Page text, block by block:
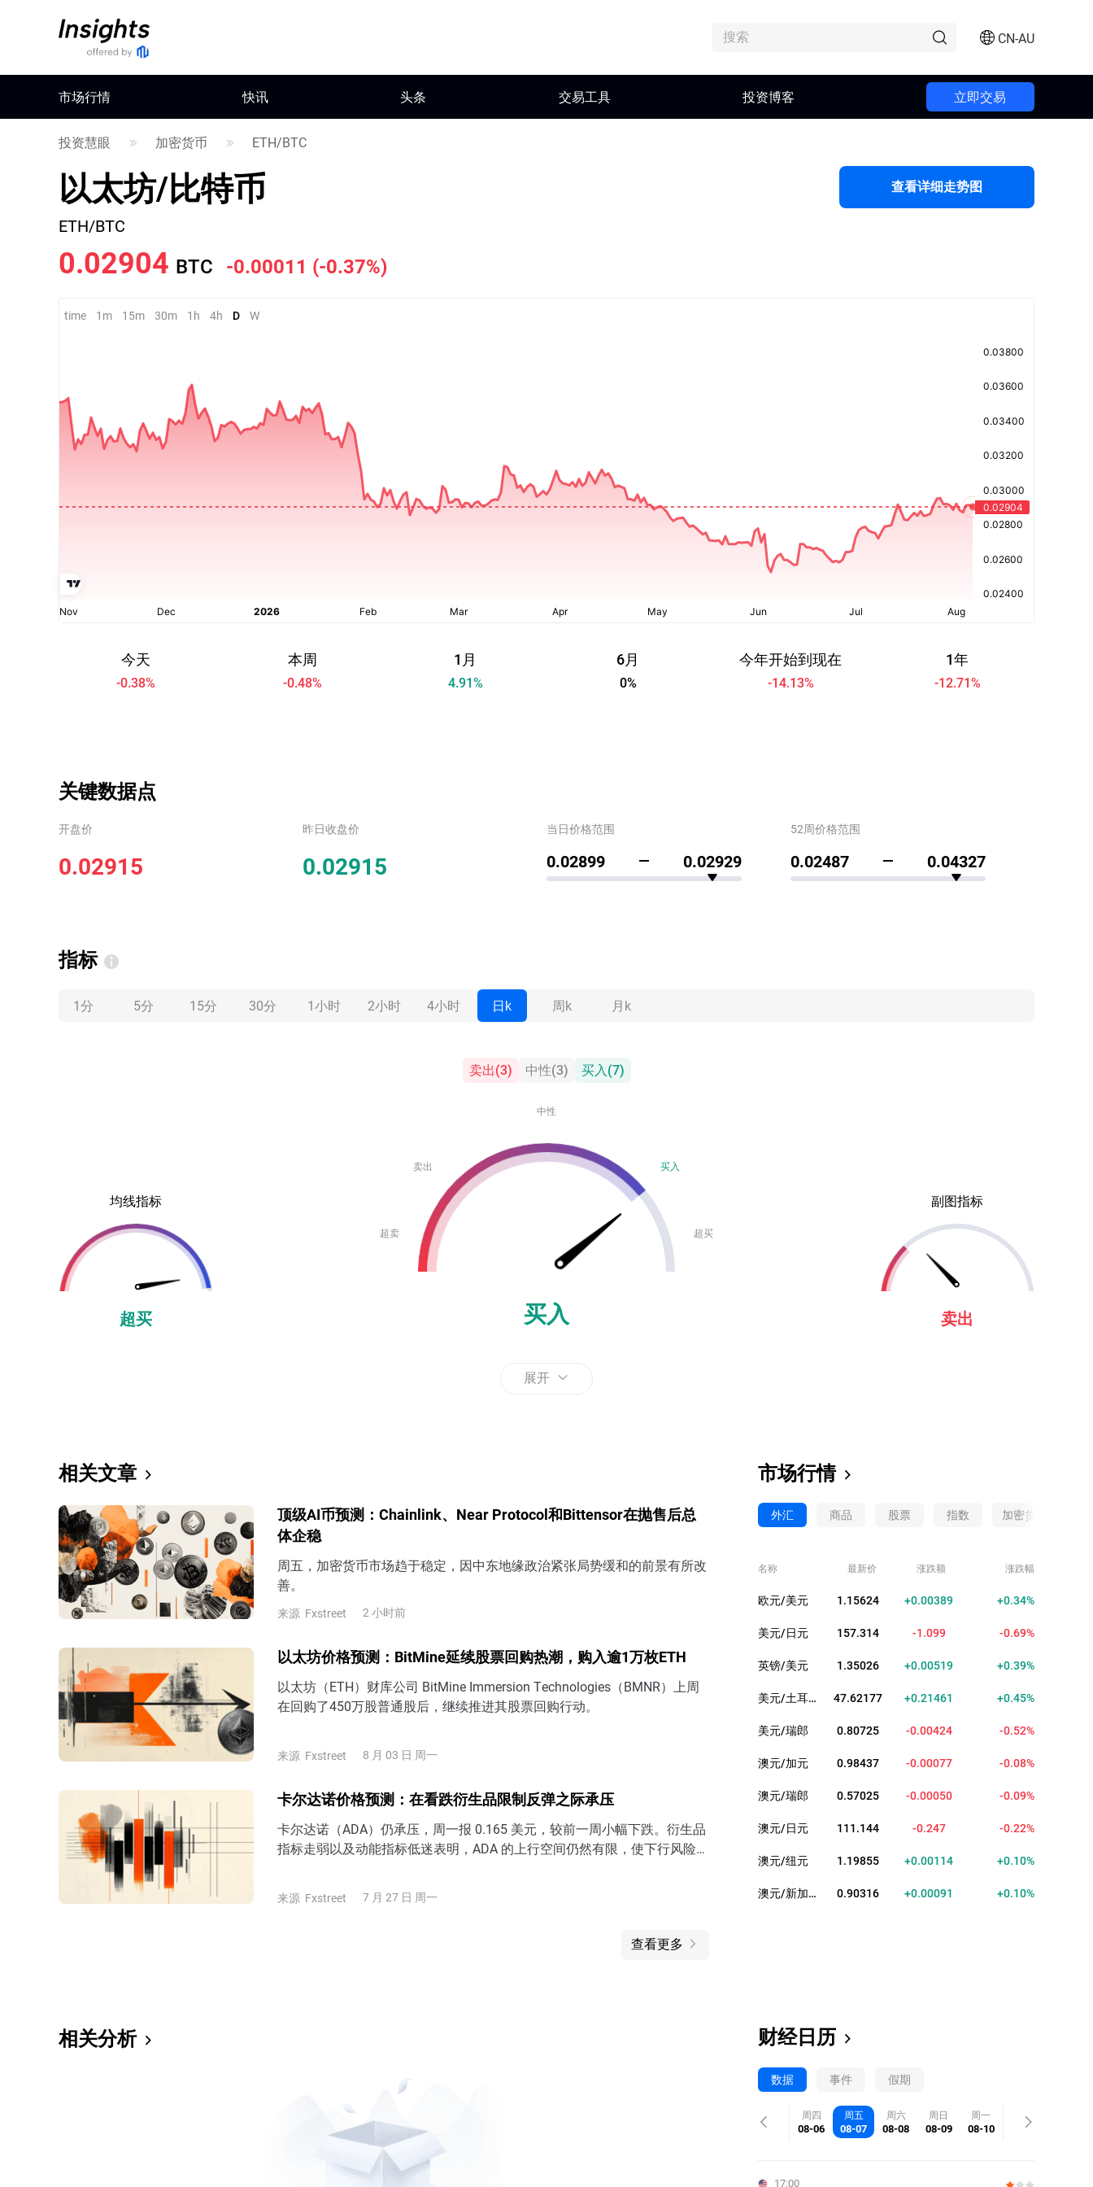
CN-AU
市场行情 快讯 头条 交易工具 投资博客 立即交易
投资慧眼 加密货币 ETH/BTC
以太坊/比特币 查看详细走势图
ETH/BTC
0.02906 BTC -0.00009 (-0.32%)
time 1m 15m 30m 1h 4h D W
今天
-0.38%
本周
-0.48%
1月
4.91%
6月
0%
今年开始到现在
-14.13%
1年
-12.71%
关键数据点
开盘价 昨日收盘价 当日价格范围 52周价格范围
0.02915 0.02915 0.02899 0.02929 0.02487 0.04327
指标
1分 5分 15分 30分 1小时 2小时 4小时 日k 周k 月k
卖出(3) 中性(3) 买入(7)
均线指标
超买
中性
卖出 买入
超卖 超买
买入
副图指标
卖出
展开
相关文章
顶级AI币预测：Chainlink、Near Protocol和Bittensor在抛售后总
体企稳
周五，加密货币市场趋于稳定，因中东地缘政治紧张局势缓和的前景有所改
善。
来源 Fxstreet 2 小时前
以太坊价格预测：BitMine延续股票回购热潮，购入逾1万枚ETH
以太坊（ETH）财库公司 BitMine Immersion Technologies（BMNR）上周
在回购了450万股普通股后，继续推进其股票回购行动。
来源 Fxstreet 8 月 03 日 周一
卡尔达诺价格预测：在看跌衍生品限制反弹之际承压
卡尔达诺（ADA）仍承压，周一报 0.165 美元，较前一周小幅下跌。衍生品
指标走弱以及动能指标低迷表明，ADA 的上行空间仍然有限，使下行风险继
来源 Fxstreet 7 月 27 日 周一
查看更多
市场行情
外汇 商品 股票 指数 加密货币
名称 最新价 涨跌额 涨跌幅
欧元/美元 1.15629 +0.00394 +0.34%
美元/日元 157.314 -1.099 -0.69%
英镑/美元 1.35037 +0.00530 +0.39%
美元/土耳其里拉 47.62183 +0.21467 +0.45%
美元/瑞郎 0.80729 -0.00420 -0.52%
澳元/加元 0.98429 -0.00085 -0.09%
澳元/瑞郎 0.57042 -0.00033 -0.06%
澳元/日元 111.144 -0.247 -0.22%
澳元/纽元 1.19864 +0.00123 +0.10%
澳元/新加坡元 0.90334 +0.00109 +0.12%
相关分析 财经日历
数据 事件 假期
周四
08-06
周五
08-07
周六
08-08
周日
08-09
周一
08-10
17:00